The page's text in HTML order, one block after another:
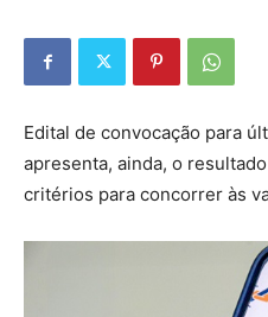
Edital de convocação para
apresenta, ainda, o
critérios para concorrer às